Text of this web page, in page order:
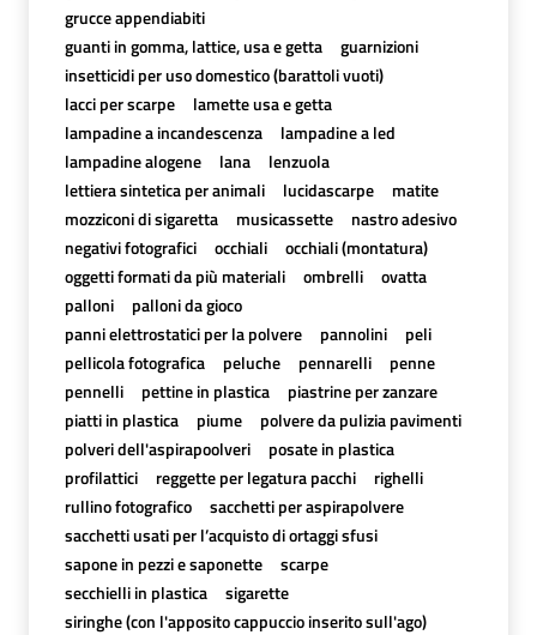
grucce appendiabiti
guanti in gomma, lattice, usa e getta
guarnizioni
insetticidi per uso domestico (barattoli vuoti)
lacci per scarpe
lamette usa e getta
lampadine a incandescenza
lampadine a led
lampadine alogene
lana
lenzuola
lettiera sintetica per animali
lucidascarpe
matite
mozziconi di sigaretta
musicassette
nastro adesivo
negativi fotografici
occhiali
occhiali (montatura)
oggetti formati da più materiali
ombrelli
ovatta
palloni
palloni da gioco
panni elettrostatici per la polvere
pannolini
peli
pellicola fotografica
peluche pennarelli
penne
pennelli
pettine in plastica
piastrine per zanzare
piatti in plastica
piume
polvere da pulizia pavimenti
polveri dell'aspirapoolveri
posate in plastica
profilattici
reggette per legatura pacchi
righelli
rullino fotografico
sacchetti per aspirapolvere
sacchetti usati per l’acquisto di ortaggi sfusi
sapone in pezzi e saponette
scarpe
secchielli in plastica
sigarette
siringhe (con l'apposito cappuccio inserito sull'ago)